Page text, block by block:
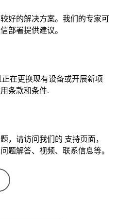
好的解决方案。我们的专家可
部署提供建议。
在更换现有设备或开展新项
条款和条件.
，请访问我们的 支持页面，
题解答、视频、联系信息等。